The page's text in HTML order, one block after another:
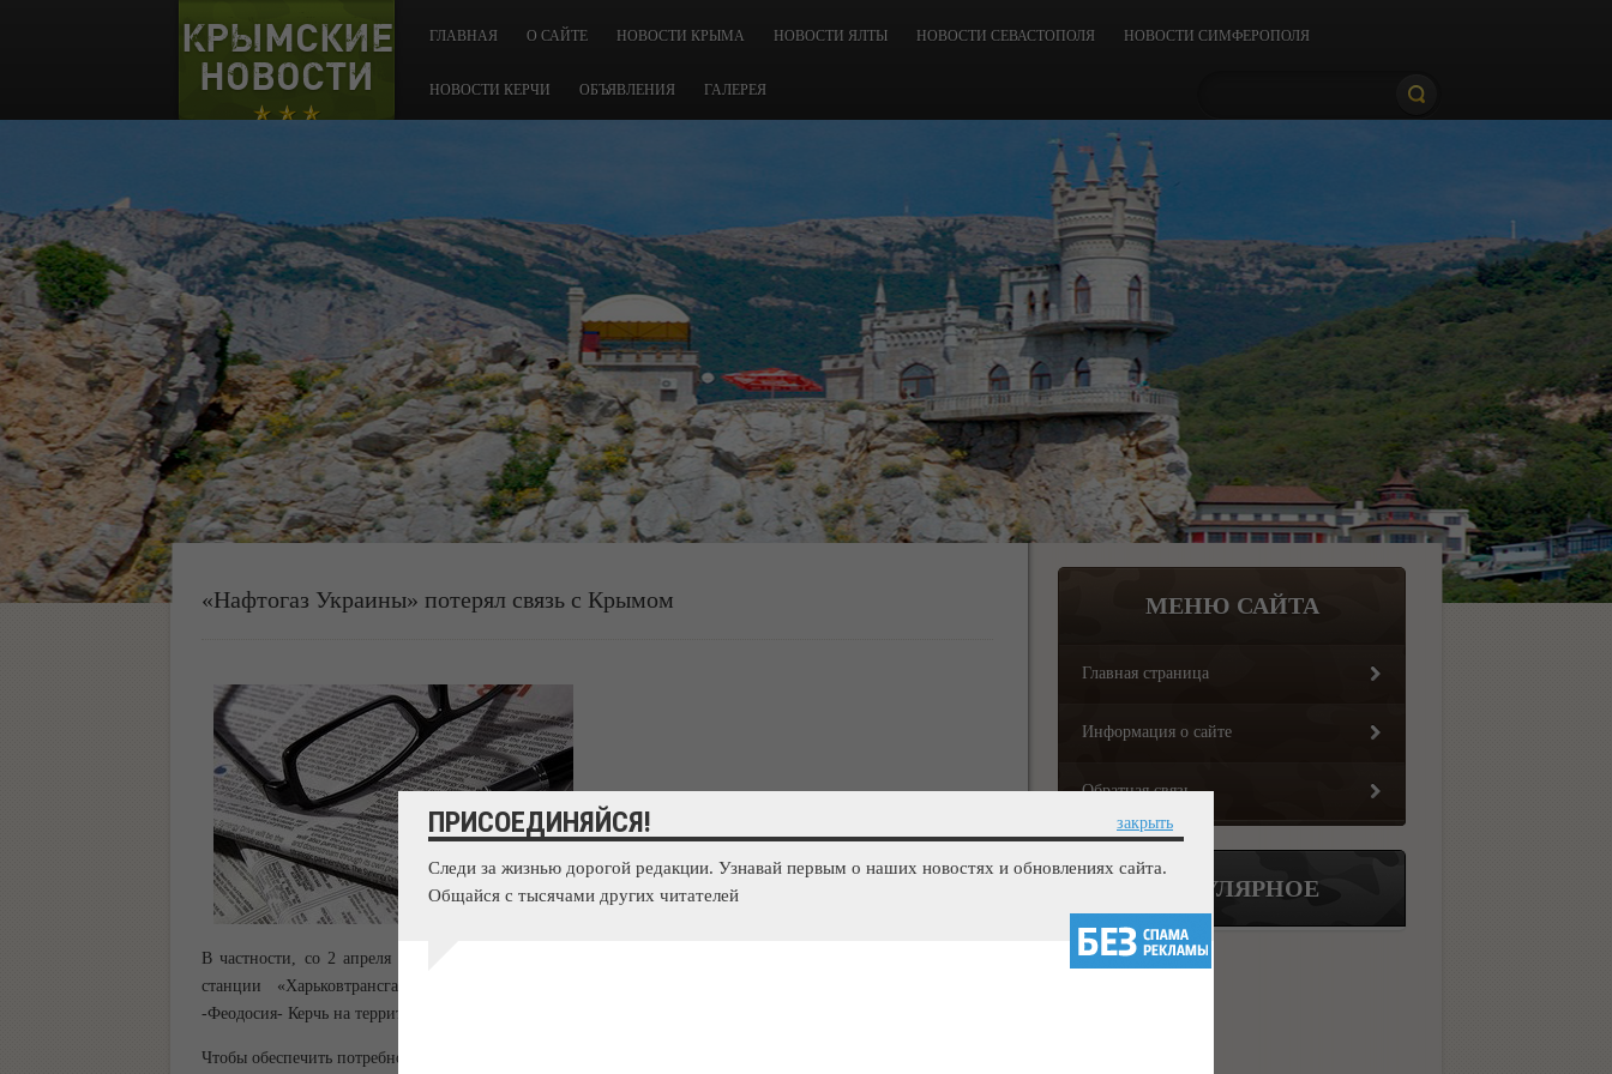
КРЫМСКИЕ
НОВОСТИ
ГЛАВНАЯ О САЙТЕ НОВОСТИ КРЫМА НОВОСТИ ЯЛТЫ НОВОСТИ СЕВАСТОПОЛЯ НОВОСТИ СИМФЕРОПОЛЯ
НОВОСТИ КЕРЧИ ОБЪЯВЛЕНИЯ ГАЛЕРЕЯ
«Нафтогаз Украины» потерял связь с Крымом
В частности, со 2 апреля перестали опрашиваться в автоматическом режиме 22 газораспределительные
станции «Харьковтрансгаза», расположенные на участках магистрального газопровода Джанкой
-Феодосия- Керчь на территории полуострова, сообщили в пресс-службе «Нафтогаза».
Чтобы обеспечить потребность населения и экономики Крыма в водных ресурсах Минприроды и экологии
МЕНЮ САЙТА
Главная страница
Информация о сайте
Обратная связь
ПОПУЛЯРНОЕ
ПРИСОЕДИНЯЙСЯ! закрыть
Следи за жизнью дорогой редакции. Узнавай первым о наших новостях и обновлениях сайта.
Общайся с тысячами других читателей